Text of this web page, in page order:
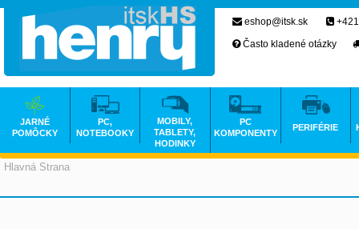
Hlavná Strana
eshop@itsk.sk
Často kladené otázky
JARNÉ
POMÔCKY
PC,
NOTEBOOKY
MOBILY,
TABLETY,
HODINKY
PC
KOMPONENTY
PERIFÉRIE